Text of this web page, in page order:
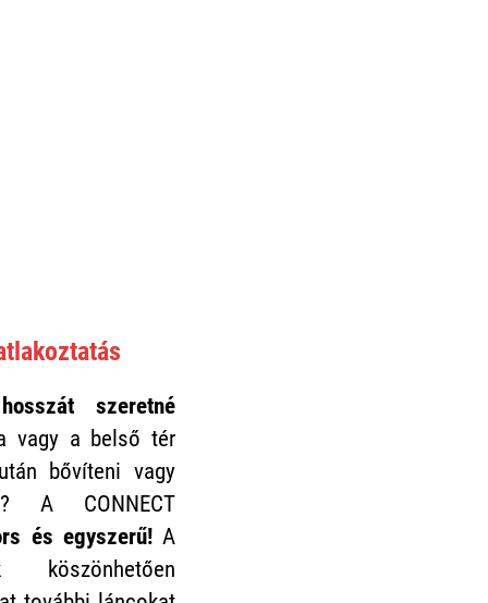
szeretné
vagy a belső tér
bővíteni vagy
A CONNECT
és egyszerű!A
köszönhetően